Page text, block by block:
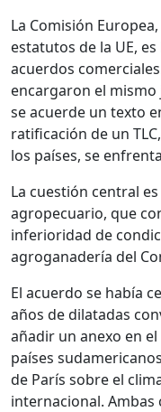
La Comisión
estatutos de la UE,
acuerdos
encargaron el
se acuerde un texto
ratificación de un
los países, se
La cuestión central
agropecuario, que
inferioridad de
agroganadería del
El acuerdo se había
años de dilatadas
añadir un anexo en
países
de París sobre el
internacional. Ambas